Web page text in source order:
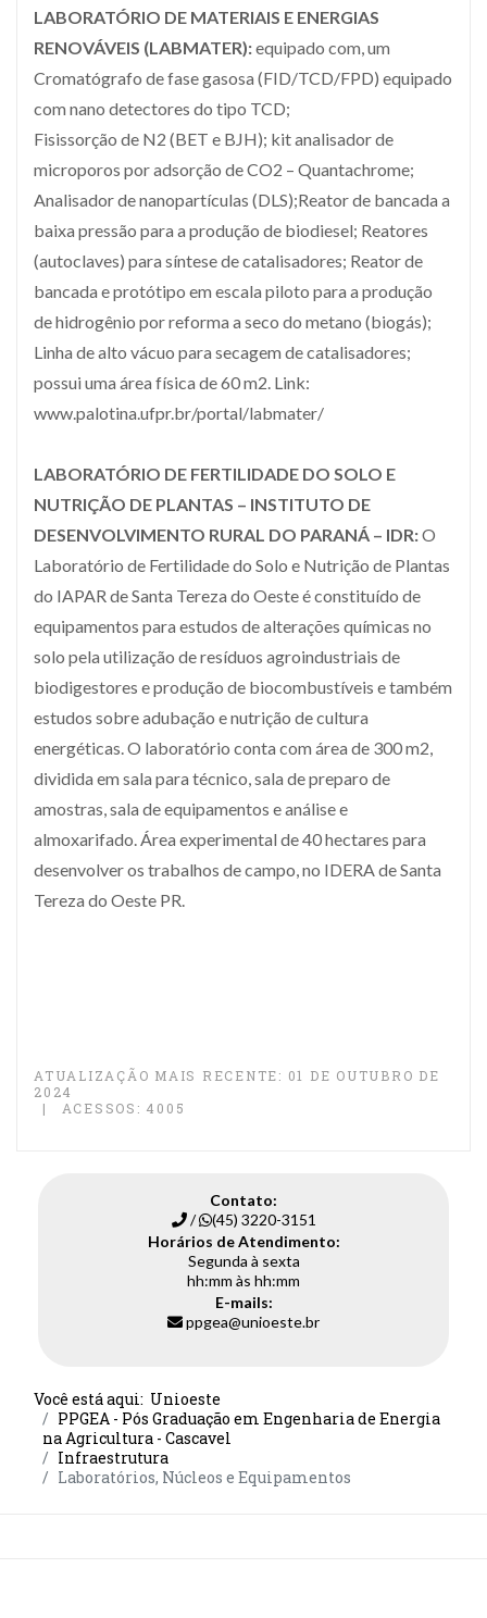
LABORATÓRIO DE MATERIAIS E ENERGIAS
RENOVÁVEIS (LABMATER):equipado com, um
Cromatógrafo de fase gasosa (FID/TCD/FPD) equipado
com nano detectores do tipo TCD;
Fisissorção de N2 (BET e BJH); kit analisador de
microporos por adsorção de CO2 – Quantachrome;
Analisador de nanopartículas (DLS);Reator de bancada a
baixa pressão para a produção de biodiesel; Reatores
(autoclaves) para síntese de catalisadores; Reator de
bancada e protótipo em escala piloto para a produção
de hidrogênio por reforma a seco do metano (biogás);
Linha de alto vácuo para secagem de catalisadores;
possui uma área física de 60 m2. Link:
www.palotina.ufpr.br/portal/labmater/
LABORATÓRIO DE FERTILIDADE DO SOLO E
NUTRIÇÃO DE PLANTAS – INSTITUTO DE
DESENVOLVIMENTO RURAL DO PARANÁ – IDR:O
Laboratório de Fertilidade do Solo e Nutrição de Plantas
do IAPAR de Santa Tereza do Oeste é constituído de
equipamentos para estudos de alterações químicas no
solo pela utilização de resíduos agroindustriais de
biodigestores e produção de biocombustíveis e também
estudos sobre adubação e nutrição de cultura
energéticas. O laboratório conta com área de 300 m2,
dividida em sala para técnico, sala de preparo de
amostras, sala de equipamentos e análise e
almoxarifado. Área experimental de 40 hectares para
desenvolver os trabalhos de campo, no IDERA de Santa
Tereza do Oeste PR.
ATUALIZAÇÃO MAIS RECENTE: 01 DE OUTUBRO DE
2024
ACESSOS: 4005
Contato:
/
(45) 3220-3151
Horários de Atendimento:
Segunda à sexta
hh:mm às hh:mm
E-mails:
ppgea@unioeste.br
Você está aqui: Unioeste
PPGEA - Pós Graduação em Engenharia de Energia
na Agricultura - Cascavel
Infraestrutura
Laboratórios, Núcleos e Equipamentos